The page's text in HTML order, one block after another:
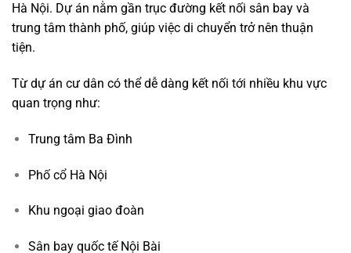
Hà Nội. Dự án nằm gần trục đường kết nối sân bay và
trung tâm thành phố, giúp việc di chuyển trở nên thuận
tiện.
Từ dự án cư dân có thể dễ dàng kết nối tới nhiều khu vực
quan trọng như:
Trung tâm Ba Đình
Phố cổ Hà Nội
Khu ngoại giao đoàn
Sân bay quốc tế Nội Bài